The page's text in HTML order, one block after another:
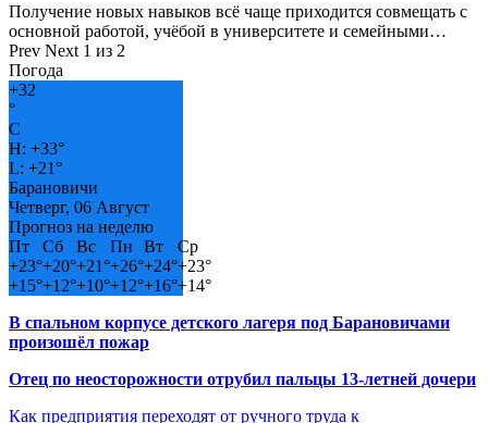
Получение новых навыков всё чаще приходится совмещать с
основной работой, учёбой в университете и семейными…
Prev Next 1 из 2
Погода
+32
°
C
H: +33°
L: +21°
Барановичи
Четверг, 06 Август
Прогноз на неделю
Пт
Сб Вс Пн Вт
Ср
+23°+20°+21°+26°+24°+23°
+15°+12°+10°+12°+16°+14°
В спальном корпусе детского лагеря под Барановичами
произошёл пожар
Отец по неосторожности отрубил пальцы 13-летней дочери
Как предприятия переходят от ручного труда к